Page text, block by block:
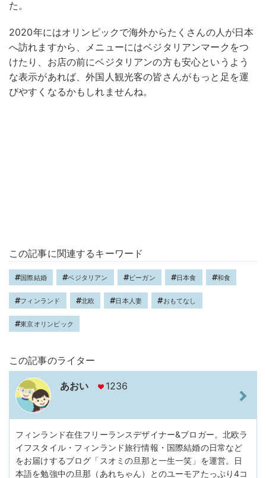
た。
2020年にはオリンピックで海外からたくさんの人が日本
へ訪れますから、メニューにはベジタリアンマークをつ
けたり、お店の前にベジタリアンの方も安心というよう
な表示があれば、外国人観光客の皆さんがもっと足を運
びやすくなるかもしれませんね。
この記事に関連するキーワード
国際結婚 ベジタリアン ビーガン 日本食 和食
フィンランド 北欧 日本人妻 おもてなし
東京オリンピック
この記事のライター
あおい 1236
フィンランド在住フリーランスデザイナー&ブロガー。北欧ラ
イフスタイル・フィンランド旅行情報・国際結婚の日常など
をお届けするブログ「スオミの旦那と一生一笑」を運営。日
本語を勉強中の旦那（あれちゃん）とのユーモアたっぷり4コ